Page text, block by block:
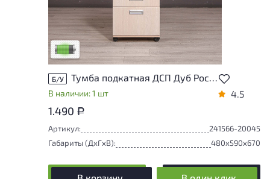
У товара присутствуют незначительные
следы эксплуатации, не влияющие на
удобство его использования
Низкая степень износа
Б/У Тумба подкатная ДСП Дуб Россия
В наличии: 1 шт 4.5
1.490 Р
Артикул:
241566-20045
Габариты (ДxГxВ):
480x590x670